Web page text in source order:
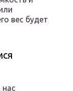
вес будет